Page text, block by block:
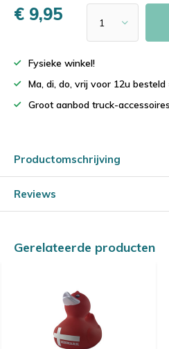
€ 9,95
Fysieke winkel!
Ma, di, do, vrij voor 12u
Groot aanbod truck-
Productomschrijving
Reviews
Gerelateerde producten